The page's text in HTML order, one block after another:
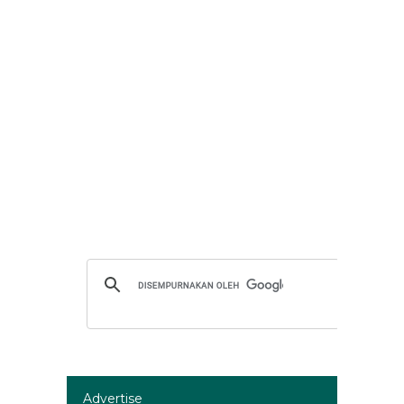
Advertise